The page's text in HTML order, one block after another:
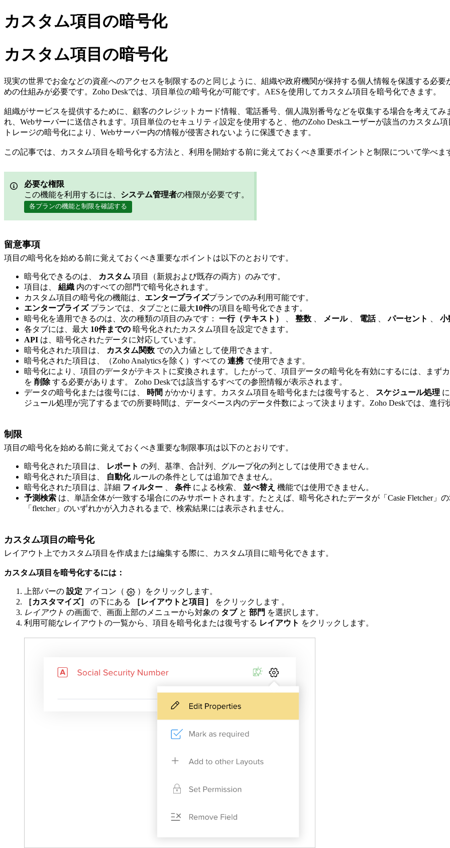
カスタム項目の暗号化
カスタム項目の暗号化
現実の世界でお金などの資産へのアクセスを制限するのと同じように、組織や政府機関が保持する個人情報を保護する必
めの仕組みが必要です。Zoho Deskでは、項目単位の暗号化が可能です。AESを使用してカスタム項目を暗号化できます。
組織がサービスを提供するために、顧客のクレジットカード情報、電話番号、個人識別番号などを収集する場合を考えて
れ、Webサーバーに送信されます。項目単位のセキュリティ設定を使用すると、他のZoho Deskユーザーが該当のカスタム
トレージの暗号化により、Webサーバー内の情報が侵害されないように保護できます。
この記事では、カスタム項目を暗号化する方法と、利用を開始する前に覚えておくべき重要ポイントと制限について学べま
必要な権限
この機能を利用するには、 システム管理者の権限が必要です。
各プランの機能と制限を確認する
留意事項
項目の暗号化を始める前に覚えておくべき重要なポイントは以下のとおりです。
暗号化できるのは、 カスタム 項目（新規および既存の両方）のみです。
項目は、 組織 内のすべての部門で暗号化されます。
カスタム項目の暗号化の機能は、 エンタープライズプランでのみ利用可能です。
エンタープライズ プランでは、 タブごとに最大10件の項目を暗号化できます。
暗号化を適用できるのは、次の種類の項目のみです： 一行（テキスト） 整数 メール 電話 、パーセント 小
各タブには、最大 10件までの 暗号化されたカスタム項目を設定できます。
API は、暗号化されたデータに対応しています。
暗号化された項目は、
カスタム関数 での入力値として使用できます。
暗号化された項目は、（Zoho Analyticsを除く）すべての 連携 で使用できます。
暗号化により、項目のデータがテキストに変換されます。したがって、項目データの暗号化を有効にするには、まず
を 削除する必要があります。 Zoho Deskでは該当するすべての参照情報が表示されます。
データの暗号化または復号には、
時間 がかかります。カスタム項目を暗号化または復号すると、 スケジュール処理
ジュール処理が完了するまでの所要時間は、データベース内のデータ件数によって決まります。Zoho Deskでは、進行
制限
項目の暗号化を始める前に覚えておくべき重要な制限事項は以下のとおりです。
暗号化された項目は、 レポート の列、基準、合計列、グループ化の列としては使用できません。
暗号化された項目は、
自動化 ルールの条件としては追加できません。
暗号化された項目は、詳細 フィルター 条件 による検索、 並べ替え 機能では使用できません。
予測検索 は、単語全体が一致する場合にのみサポートされます。たとえば、暗号化されたデータが「Casie Fletcher」
「fletcher」のいずれかが入力されるまで、検索結果には表示されません。
カスタム項目の暗号化
レイアウト上でカスタム項目を作成または編集する際に、カスタム項目に暗号化できます。
カスタム項目を暗号化するには：
上部バーの 設定 アイコン（
）をクリックします。
［カスタマイズ］ の下にある ［レイアウトと項目］ をクリックします 。
レイアウト の画面で、画面上部のメニューから対象の タブ と 部門 を選択します。
利用可能なレイアウトの一覧から、項目を暗号化または復号する レイアウト をクリックします。